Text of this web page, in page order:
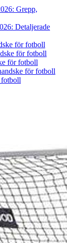
Grepp,
Detaljerade
för fotboll
för fotboll
för fotboll
för fotboll
fotboll